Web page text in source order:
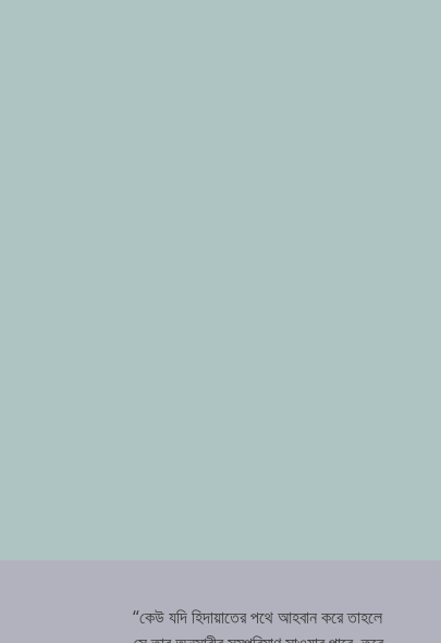
“কেউ যদি হিদায়াতের পথে আহবান করে তাহলে